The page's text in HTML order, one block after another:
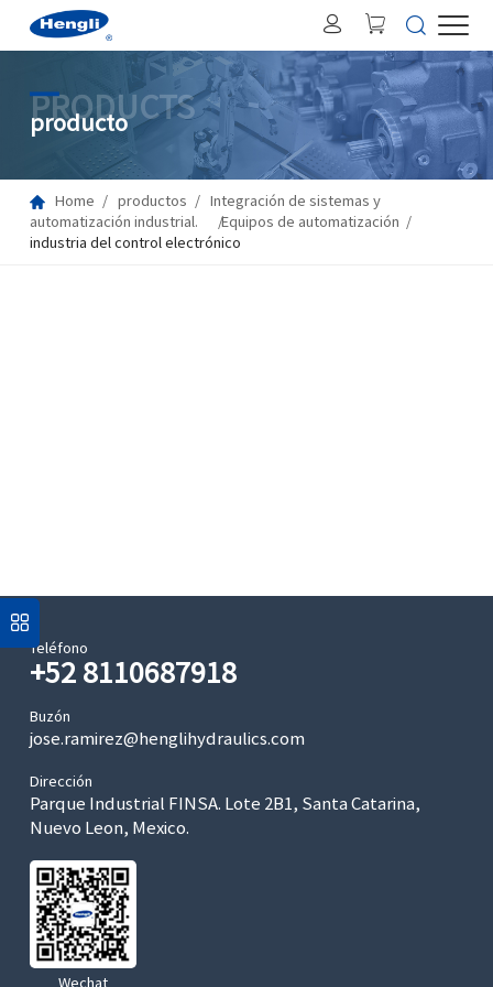
PRODUCTS
producto
Home productos
Integración de sistemas y
automatización industrial.
Equipos de automatización
industria del control electrónico
Teléfono
+52 8110687918
Buzón
jose.ramirez@henglihydraulics.com
Dirección
Parque Industrial FINSA. Lote 2B1, Santa Catarina,
Nuevo Leon, Mexico.
Wechat